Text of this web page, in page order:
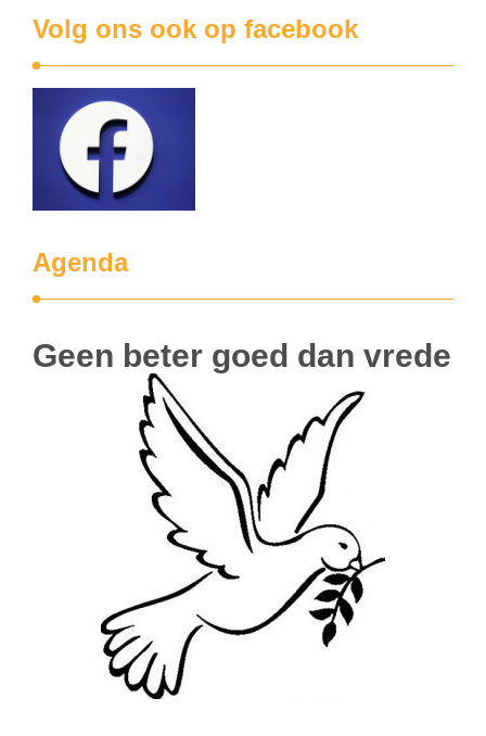
Volg ons ook op facebook
Agenda
Geen beter goed dan vrede